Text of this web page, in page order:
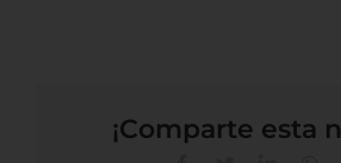
¡Comparte esta